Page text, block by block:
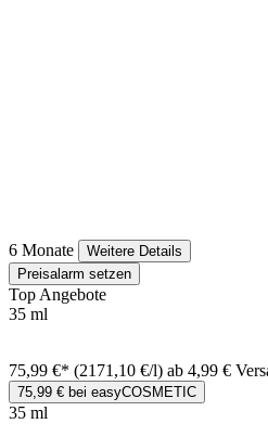
6 Monate
Weitere Details
Preisalarm setzen
Top Angebote
35 ml
75,99 €* (2171,10 €/l) ab 4,99 €
75,99 € bei easyCOSMETIC
35 ml